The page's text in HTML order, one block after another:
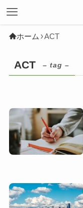
ホーム ACT
ACT – tag –